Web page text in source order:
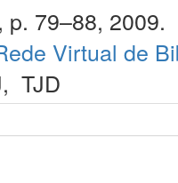
79–88, 2009.
Virtual de
, TJD